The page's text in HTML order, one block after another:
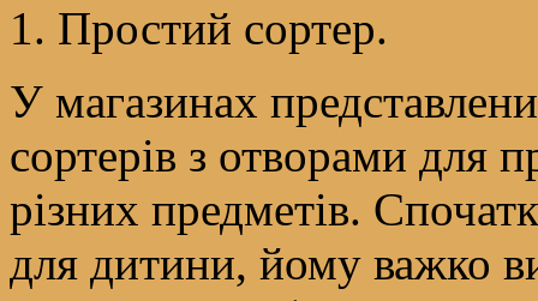
1. Простий сортер.
У магазинах
сортерів з отворами для
різних предметів.
для дитини, йому важко